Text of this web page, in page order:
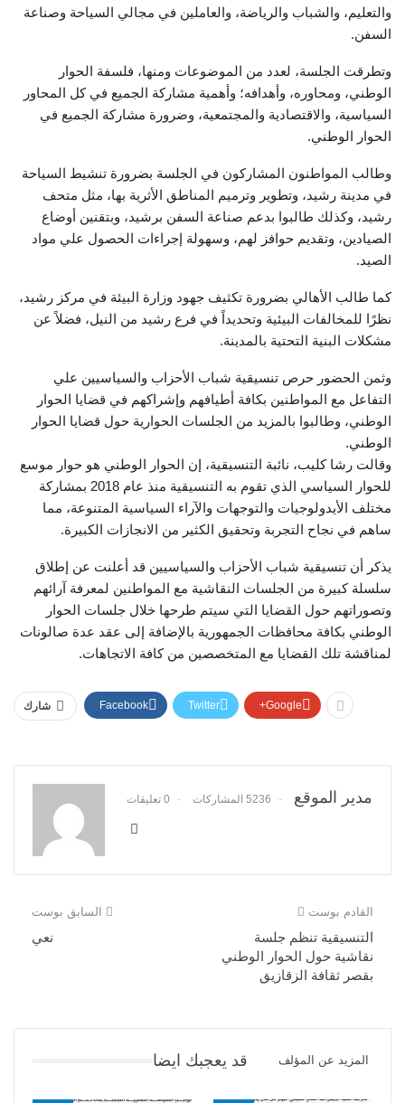
والتعليم، والشباب والرياضة، والعاملين في مجالي السياحة وصناعة
السفن.
وتطرقت الجلسة، لعدد من الموضوعات ومنها، فلسفة الحوار
الوطني، ومحاوره، وأهدافه؛ وأهمية مشاركة الجميع في كل المحاور
السياسية، والاقتصادية والمجتمعية، وضرورة مشاركة الجميع في
الحوار الوطني.
وطالب المواطنون المشاركون في الجلسة بضرورة تنشيط السياحة
في مدينة رشيد، وتطوير وترميم المناطق الأثرية بها، مثل متحف
رشيد، وكذلك طالبوا بدعم صناعة السفن برشيد، وبتقنين أوضاع
الصيادين، وتقديم حوافز لهم، وسهولة إجراءات الحصول علي مواد
الصيد.
كما طالب الأهالي بضرورة تكثيف جهود وزارة البيئة في مركز رشيد،
نظرًا للمخالفات البيئية وتحديداً في فرع رشيد من النيل، فضلاً عن
مشكلات البنية التحتية بالمدينة.
وثمن الحضور حرص تنسيقية شباب الأحزاب والسياسيين علي
التفاعل مع المواطنين بكافة أطيافهم وإشراكهم في قضايا الحوار
الوطني، وطالبوا بالمزيد من الجلسات الحوارية حول قضايا الحوار
الوطني.
وقالت رشا كليب، نائبة التنسيقية، إن الحوار الوطني هو حوار موسع
للحوار السياسي الذي تقوم به التنسيقية منذ عام 2018 بمشاركة
مختلف الأيدولوجيات والتوجهات والآراء السياسية المتنوعة، مما
ساهم في نجاح التجربة وتحقيق الكثير من الانجازات الكبيرة.
يذكر أن تنسيقية شباب الأحزاب والسياسيين قد أعلنت عن إطلاق
سلسلة كبيرة من الجلسات النقاشية مع المواطنين لمعرفة آرائهم
وتصوراتهم حول القضايا التي سيتم طرحها خلال جلسات الحوار
الوطني بكافة محافظات الجمهورية بالإضافة إلى عقد عدة صالونات
لمناقشة تلك القضايا مع المتخصصين من كافة الاتجاهات.
شارك Facebook Twitter Google+
مدير الموقع 5236 المشاركات 0 تعليقات
السابق بوست
نعي
القادم بوست
التنسيقية تنظم جلسة
نقاشية حول الحوار الوطني
بقصر ثقافة الزقازيق
قد يعجبك ايضا المزيد عن المؤلف